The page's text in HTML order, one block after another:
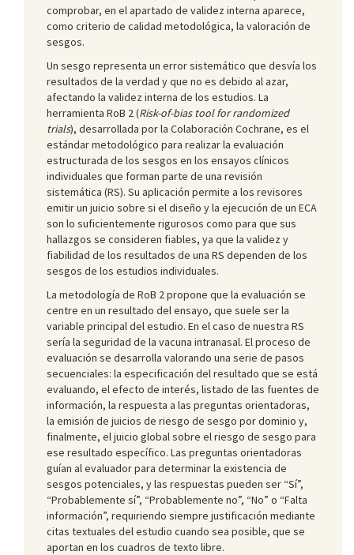
comprobar, en el apartado de validez interna aparece,
como criterio de calidad metodológica, la valoración de
sesgos.
Un sesgo representa un error sistemático que desvía los
resultados de la verdad y que no es debido al azar,
afectando la validez interna de los estudios. La
herramienta RoB 2 (Risk-of-bias tool for randomized
trials), desarrollada por la Colaboración Cochrane, es el
estándar metodológico para realizar la evaluación
estructurada de los sesgos en los ensayos clínicos
individuales que forman parte de una revisión
sistemática (RS). Su aplicación permite a los revisores
emitir un juicio sobre si el diseño y la ejecución de un ECA
son lo suficientemente rigurosos como para que sus
hallazgos se consideren fiables, ya que la validez y
fiabilidad de los resultados de una RS dependen de los
sesgos de los estudios individuales.
La metodología de RoB 2 propone que la evaluación se
centre en un resultado del ensayo, que suele ser la
variable principal del estudio. En el caso de nuestra RS
sería la seguridad de la vacuna intranasal. El proceso de
evaluación se desarrolla valorando una serie de pasos
secuenciales: la especificación del resultado que se está
evaluando, el efecto de interés, listado de las fuentes de
información, la respuesta a las preguntas orientadoras,
la emisión de juicios de riesgo de sesgo por dominio y,
finalmente, el juicio global sobre el riesgo de sesgo para
ese resultado específico. Las preguntas orientadoras
guían al evaluador para determinar la existencia de
sesgos potenciales, y las respuestas pueden ser “Sí”,
“Probablemente sí”, “Probablemente no”, “No” o “Falta
información”, requiriendo siempre justificación mediante
citas textuales del estudio cuando sea posible, que se
aportan en los cuadros de texto libre.